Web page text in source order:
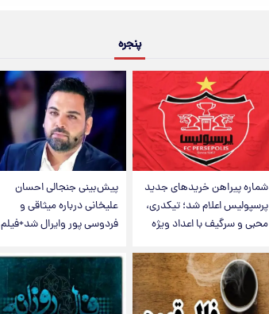
پنجره
شماره پیراهن خریدهای جدید
پرسپولیس اعلام شد؛ تیکدری،
محبی و سرگیف با اعداد ویژه
پیش‌بینی جنجالی احسان
علیخانی درباره میثاقی و
فردوسی پور وایرال شد+فیلم